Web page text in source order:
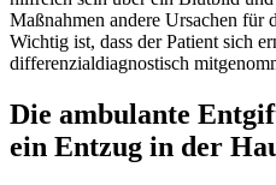
Maßnahmen andere Ursachen für
Wichtig ist, dass der Patient sich
differenzialdiagnostisch
Die ambulante
ein Entzug in der